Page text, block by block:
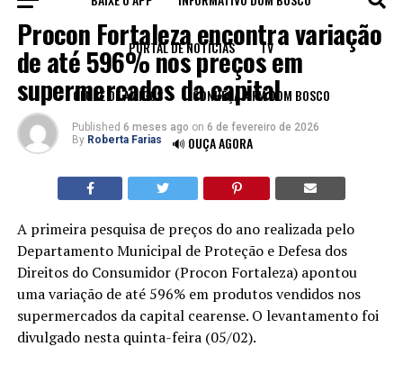
PORTAL DE NOTÍCIAS TV
CLUBE DE AMIGOS CONHEÇA A FM DOM BOSCO
🔊 OUÇA AGORA
Procon Fortaleza encontra variação
de até 596% nos preços em
supermercados da capital
Published 6 meses ago on 6 de fevereiro de 2026
By Roberta Farias
A primeira pesquisa de preços do ano realizada pelo
Departamento Municipal de Proteção e Defesa dos
Direitos do Consumidor (Procon Fortaleza) apontou
uma variação de até 596% em produtos vendidos nos
supermercados da capital cearense. O levantamento foi
divulgado nesta quinta-feira (05/02).